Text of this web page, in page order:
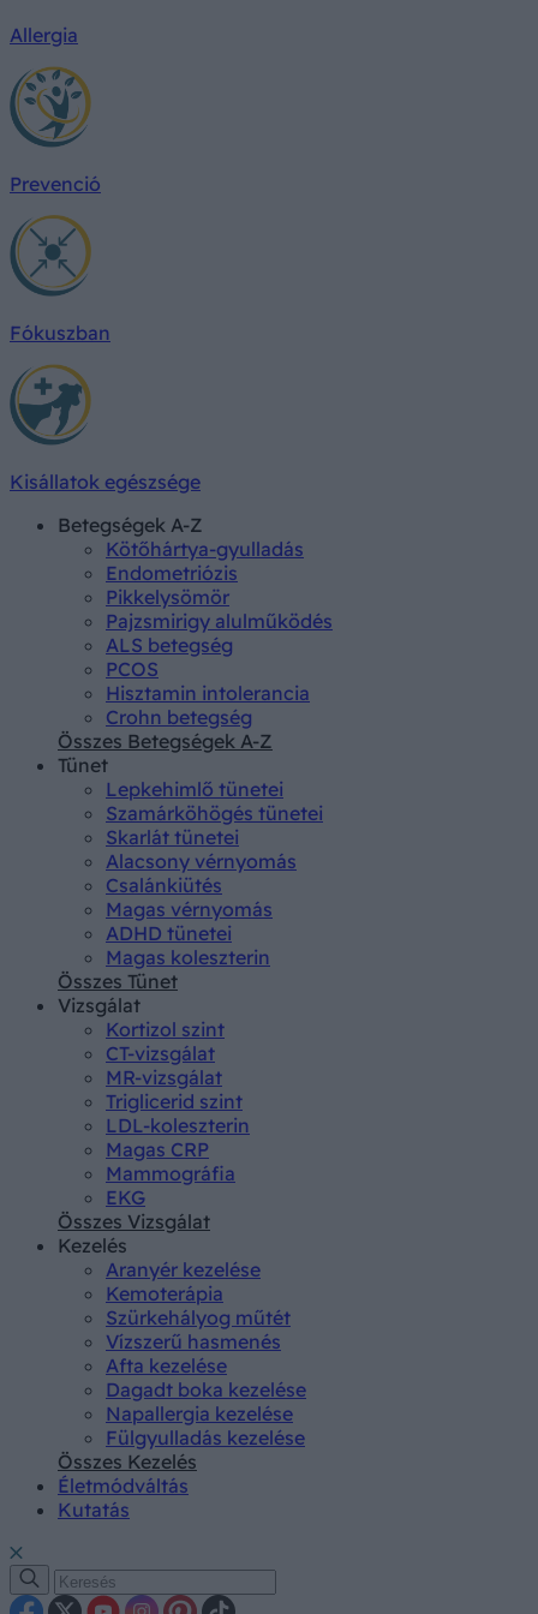
Allergia
Prevenció
Fókuszban
Kisállatok egészsége
Betegségek A-Z
Kötőhártya-gyulladás
Endometriózis
Pikkelysömör
Pajzsmirigy alulműködés
ALS betegség
PCOS
Hisztamin intolerancia
Crohn betegség
Összes Betegségek A-Z
Tünet
Lepkehimlő tünetei
Szamárköhögés tünetei
Skarlát tünetei
Alacsony vérnyomás
Csalánkiütés
Magas vérnyomás
ADHD tünetei
Magas koleszterin
Összes Tünet
Vizsgálat
Kortizol szint
CT-vizsgálat
MR-vizsgálat
Triglicerid szint
LDL-koleszterin
Magas CRP
Mammográfia
EKG
Összes Vizsgálat
Kezelés
Aranyér kezelése
Kemoterápia
Szürkehályog műtét
Vízszerű hasmenés
Afta kezelése
Dagadt boka kezelése
Napallergia kezelése
Fülgyulladás kezelése
Összes Kezelés
Életmódváltás
Kutatás